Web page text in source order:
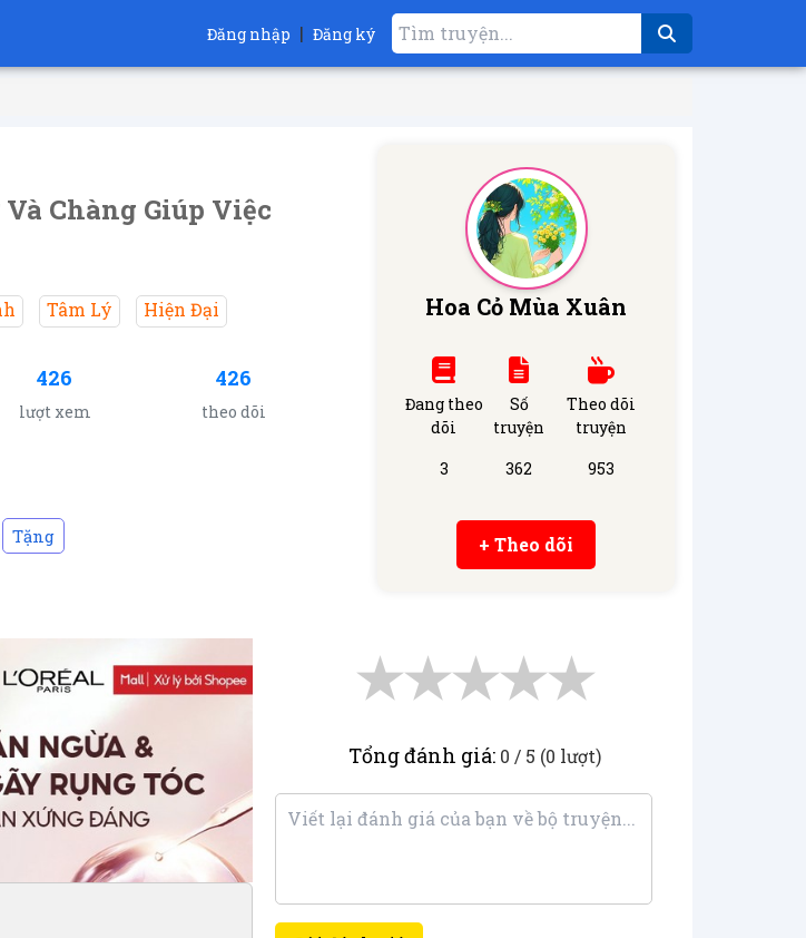
Đăng nhập | Đăng ký
Chàng Giúp Việc
Tâm Lý Hiện Đại
426
lượt xem
426
theo dõi
Tặng
Hoa Cỏ Mùa Xuân
Đang theo
dõi
3
Số
truyện
362
Theo dõi
truyện
953
+ Theo dõi
★
★
★
★
★
Tổng đánh giá: 0 / 5 (0 lượt)